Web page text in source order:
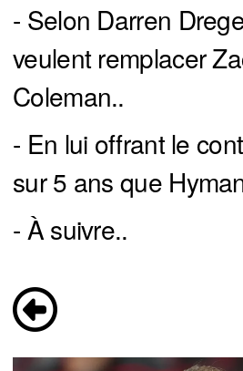
- Selon Darren
veulent remplacer
Coleman..
- En lui offrant le
sur 5 ans que
- À suivre..